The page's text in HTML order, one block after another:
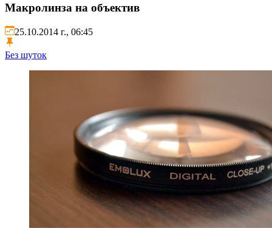
Макролинза на объектив
25.10.2014 г., 06:45
Без шуток